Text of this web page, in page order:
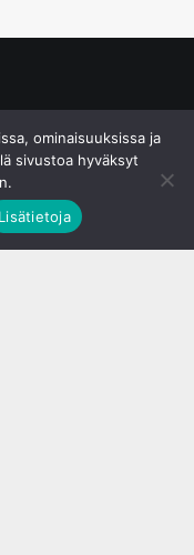
ominaisuuksissa ja
sivustoa hyväksyt
Lisätietoja